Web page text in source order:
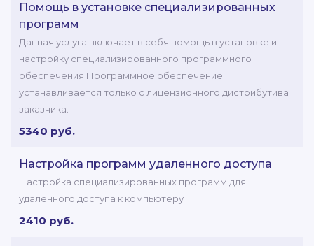
Помощь в установке специализированных
программ
Данная услуга включает в себя помощь в установке и
настройку специализированного программного
обеспечения Программное обеспечение
устанавливается только с лицензионного дистрибутива
заказчика.
5340 руб.
Настройка программ удаленного доступа
Настройка специализированных программ для
удаленного доступа к компьютеру
2410 руб.